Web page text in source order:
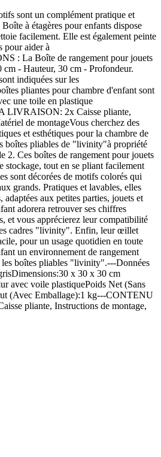
sont un complément pratique et
à étagères pour enfants dispose
facilement. Elle est également peinte
pour aider à
: La Boîte de rangement pour jouets
cm - Hauteur, 30 cm - Profondeur.
indiquées sur les
pliantes pour chambre d'enfant sont
une toile en plastique
LIVRAISON: 2x Caisse pliante,
de montageVous cherchez des
et esthétiques pour la chambre de
boîtes pliables de "livinity"à propriété
2. Ces boîtes de rangement pour jouets
stockage, tout en se pliant facilement
sont décorées de motifs colorés qui
grands. Pratiques et lavables, elles
adaptées aux petites parties, jouets et
adorera retrouver ses chiffres
et vous apprécierez leur compatibilité
cadres "livinity". Enfin, leur œillet
pour un usage quotidien en toute
un environnement de rangement
boîtes pliables "livinity".---Données
x 30 x 30 cm
avec voile plastiquePoids Net (Sans
(Avec Emballage):1 kg---CONTENU
pliante, Instructions de montage,